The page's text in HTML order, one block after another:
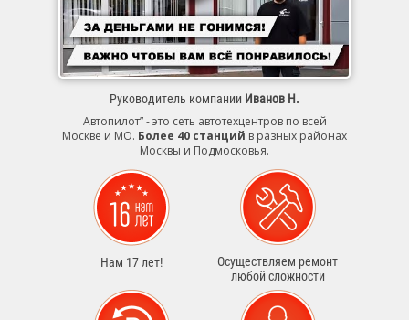
Руководитель компании Иванов Н.
Автопилот” - это сеть автотехцентров по всей
Москве и МО. Более 40 станций в разных районах
Москвы и Подмосковья.
Нам 17 лет!
Осуществляем ремонт
любой сложности